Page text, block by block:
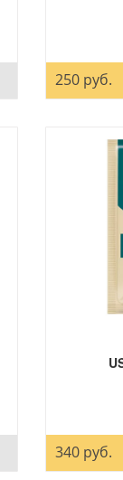
250 руб.
340 руб.